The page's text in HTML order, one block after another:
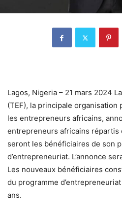
Lagos, Nigeria – 21 mars 2024
(TEF), la principale
les entrepreneurs africains,
entrepreneurs africains répartis
seront les bénéficiaires de son
d’entrepreneuriat. L’annonce
Les nouveaux bénéficiaires
du programme d’entrepreneuriat
ans.